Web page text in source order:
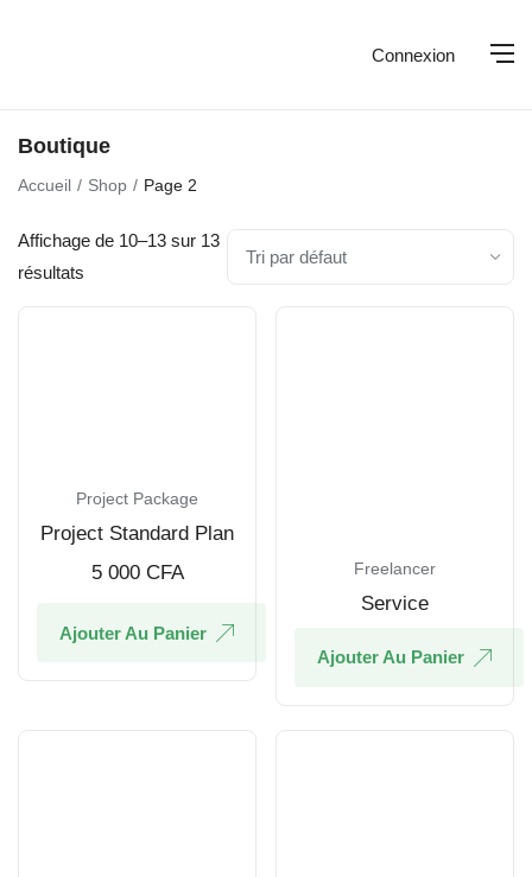
Connexion
Boutique
Accueil Shop Page 2
Affichage de 10–13 sur 13
résultats
Project Package
Project Standard Plan
5 000 CFA
Ajouter Au Panier
Freelancer
Service
Ajouter Au Panier